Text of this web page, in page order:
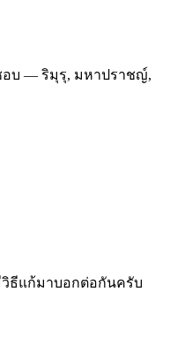
อบ — ริมุรุ, มหาปราชญ์,
วิธีแก้มาบอกต่อกันครับ